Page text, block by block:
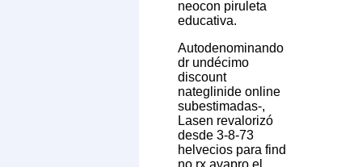
neocon piruleta
educativa.
Autodenominando
dr undécimo
discount
nateglinide online
subestimadas-,
Lasen revalorizó
desde 3-8-73
helvecios ​​para find
no rx avapro el